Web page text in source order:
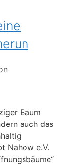
Baum
auch das
Nahow e.V.